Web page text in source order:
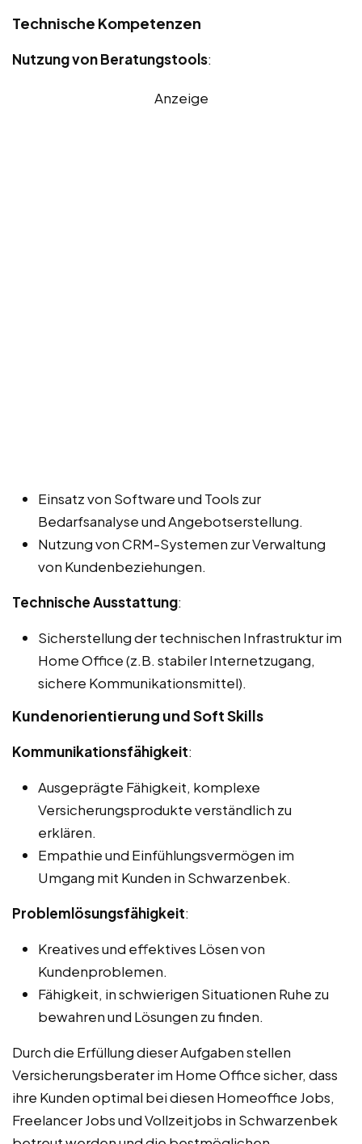
Technische Kompetenzen
Nutzung von Beratungstools:
Anzeige
Einsatz von Software und Tools zur
Bedarfsanalyse und Angebotserstellung.
Nutzung von CRM-Systemen zur Verwaltung
von Kundenbeziehungen.
Technische Ausstattung:
Sicherstellung der technischen Infrastruktur im
Home Office (z.B. stabiler Internetzugang,
sichere Kommunikationsmittel).
Kundenorientierung und Soft Skills
Kommunikationsfähigkeit:
Ausgeprägte Fähigkeit, komplexe
Versicherungsprodukte verständlich zu
erklären.
Empathie und Einfühlungsvermögen im
Umgang mit Kunden in Schwarzenbek.
Problemlösungsfähigkeit:
Kreatives und effektives Lösen von
Kundenproblemen.
Fähigkeit, in schwierigen Situationen Ruhe zu
bewahren und Lösungen zu finden.
Durch die Erfüllung dieser Aufgaben stellen
Versicherungsberater im Home Office sicher, dass
ihre Kunden optimal bei diesen Homeoffice Jobs,
Freelancer Jobs und Vollzeitjobs in Schwarzenbek